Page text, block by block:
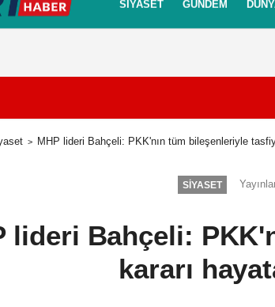
İletişim
SIYASET GÜNDEM
MHP lideri Bahçeli: PKK'nın tüm bileşenleriyle
SIYASET
lideri Bahçeli:
kararı